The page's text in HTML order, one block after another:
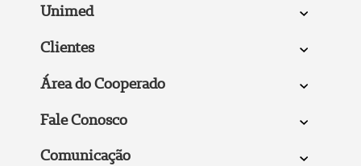
Unimed
Clientes
Área do Cooperado
Fale Conosco
Comunicação